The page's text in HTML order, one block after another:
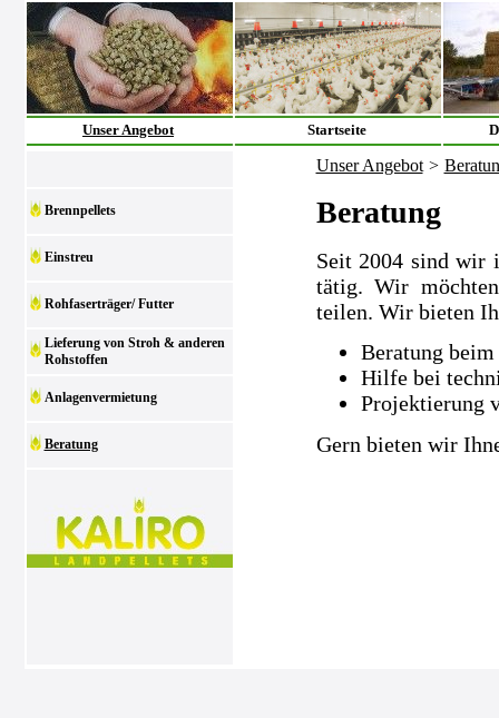
Unser Angebot Startseite
Brennpellets
Einstreu
Rohfaserträger/ Futter
Lieferung von Stroh & anderen
Rohstoffen
Anlagenvermietung
Beratung
Unser Angebot >
Beratung
Seit 2004 sind wir
tätig. Wir
teilen. Wir bieten
Beratung
Hilfe bei
Projektierung
Gern bieten wir